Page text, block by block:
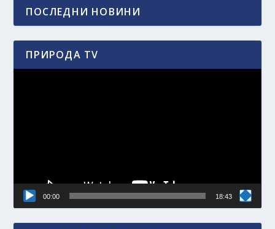
ПОСЛЕДНИ НОВИНИ
ПРИРОДА TV
00:00 18:43